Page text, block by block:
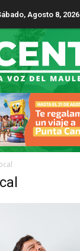
Agosto 8, 2026